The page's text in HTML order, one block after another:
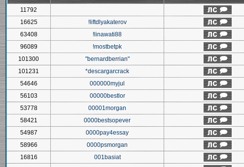
11792
16625
!liftdlyakaterov
63408
!linawati88
96089
!mostbetpk
101300
"bernardberrian"
101231
*descargarcrack
54646
000000myjul
56103
00000bestlor
53778
00001morgan
58421
0000bestsopever
54987
0000pay4essay
58966
0000psmorgan
16816
001basiat